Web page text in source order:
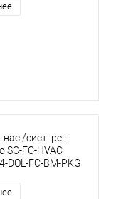
нас./сист. рег.
SC-FC-HVAC
DOL-FC-BM-PKG